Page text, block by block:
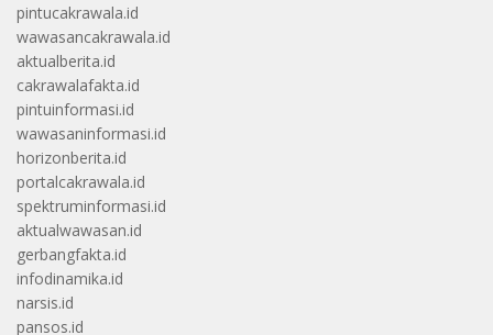
pintucakrawala.id
wawasancakrawala.id
aktualberita.id
cakrawalafakta.id
pintuinformasi.id
wawasaninformasi.id
horizonberita.id
portalcakrawala.id
spektruminformasi.id
aktualwawasan.id
gerbangfakta.id
infodinamika.id
narsis.id
pansos.id